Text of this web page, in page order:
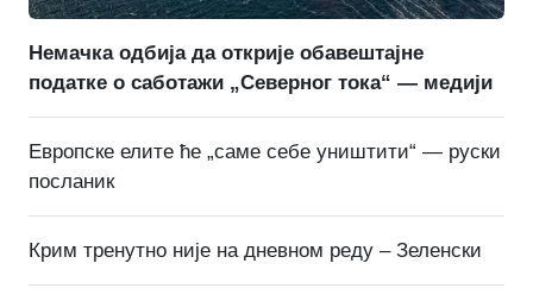
Немачка одбија да открије обавештајне
податке о саботажи „Северног тока“ — медији
Европске елите ће „саме себе уништити“ — руски
посланик
Крим тренутно није на дневном реду – Зеленски